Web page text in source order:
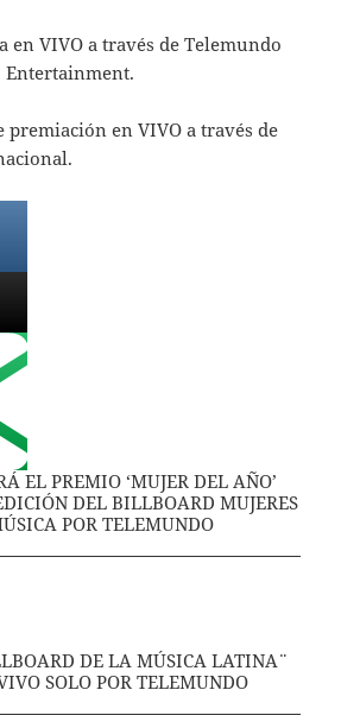
VIVO a través de Telemundo
en VIVO a través de
EL PREMIO ‘MUJER DEL AÑO’
DEL BILLBOARD MUJERES
POR TELEMUNDO
DE LA MÚSICA LATINA¨
SOLO POR TELEMUNDO